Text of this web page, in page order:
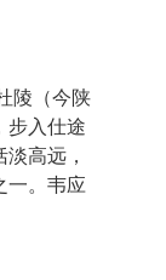
陵（今陕
步入仕途
高远，
一。韦应